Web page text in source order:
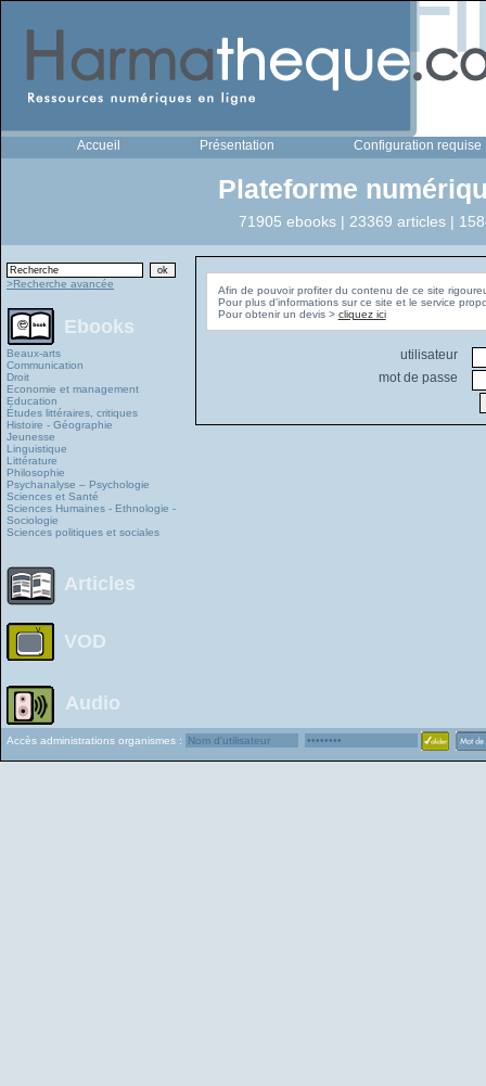
Accueil Présentation Configuration requise
Plateforme
71905 ebooks | 23369 articles |
>Recherche avancée
Ebooks
Beaux-arts
Communication
Droit
Economie et management
Education
Études littéraires, critiques
Histoire - Géographie
Jeunesse
Linguistique
Littérature
Philosophie
Psychanalyse – Psychologie
Sciences et Santé
Sciences Humaines - Ethnologie -
Sociologie
Sciences politiques et sociales
Articles
VOD
Audio
Afin de pouvoir profiter du contenu de ce site
Pour plus d'informations sur ce site et le service
Pour obtenir un devis > cliquez ici
utilisateur
mot de passe
Accès administrations organismes :